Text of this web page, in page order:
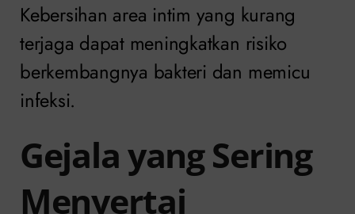
Kebersihan area intim yang kurang
terjaga dapat meningkatkan risiko
berkembangnya bakteri dan memicu
infeksi.
Gejala yang Sering
Menyertai